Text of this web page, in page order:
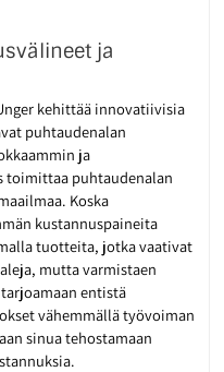
ja
kehittää innovatiivisia
puhtaudenalan
ja
toimittaa puhtaudenalan
Koska
kustannuspaineita
tuotteita, jotka vaativat
mutta varmistaen
entistä
vähemmällä työvoiman
sinua tehostamaan